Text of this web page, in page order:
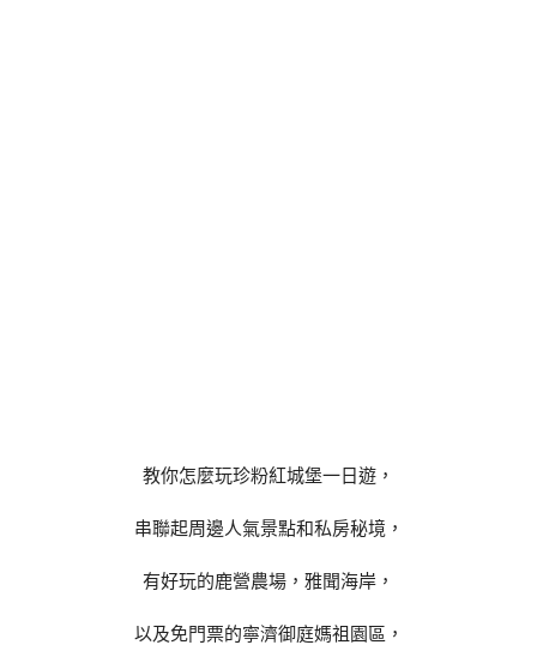
教你怎麼玩珍粉紅城堡一日遊，
串聯起周邊人氣景點和私房秘境，
有好玩的鹿營農場，雅聞海岸，
以及免門票的寧濟御庭媽祖園區，